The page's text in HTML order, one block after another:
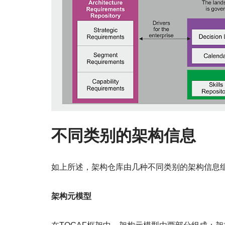
不同类别的架构信息
如上所述，架构仓库由几种不同类别的架构信息
架构元模型